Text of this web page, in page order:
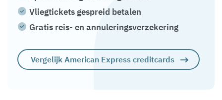
Vliegtickets gespreid betalen
Gratis reis- en annuleringsverzekering
Vergelijk American Express creditcards